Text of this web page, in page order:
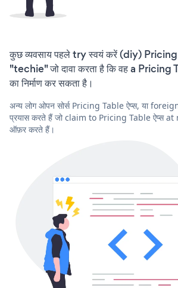
कुछ व्यवसाय पहले try स्वयं करें (diy)
"techie" जो दावा करता है कि वह a
का निर्माण कर सकता है।
अन्य लोग ओपन सोर्स Pricing Table ऐप्स, या
प्रयास करते हैं जो claim to Pricing Table ऐप्स
ऑफ़र करते हैं।